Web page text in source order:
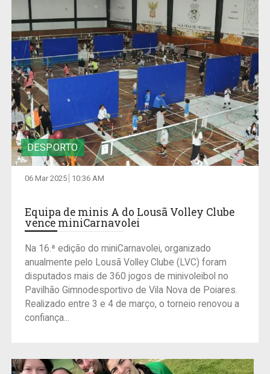
DESPORTO
06 Mar 2025 10:36 AM
Equipa de minis A do Lousã Volley Clube
vence miniCarnavolei
Na 16.ª edição do miniCarnavolei, organizado
anualmente pelo Lousã Volley Clube (LVC) foram
disputados mais de 360 jogos de minivoleibol no
Pavilhão Gimnodesportivo de Vila Nova de Poiares.
Realizado entre 3 e 4 de março, o torneio renovou a
confiança...